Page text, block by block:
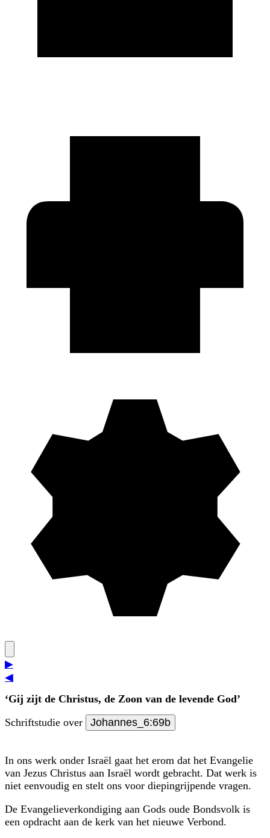
▶
◀
‘Gij zijt de Christus, de Zoon van de levende God’
Schriftstudie over
Johannes_6:69b
In ons werk onder Israël gaat het erom dat het Evangelie
van Jezus Christus aan Israël wordt gebracht. Dat werk is
niet eenvoudig en stelt ons voor diepingrijpende vragen.
De Evangelieverkondiging aan Gods oude Bondsvolk is
een opdracht aan de kerk van het nieuwe Verbond.